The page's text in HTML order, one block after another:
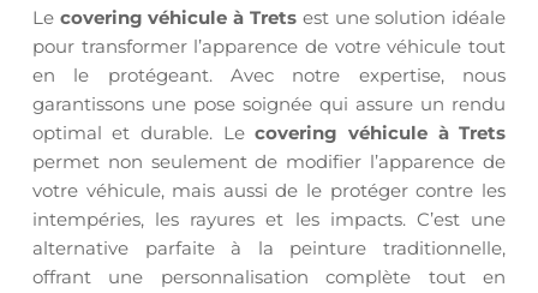
Le covering véhicule à Trets est une solution idéale
pour transformer l’apparence de votre véhicule tout
en le protégeant. Avec notre expertise, nous
garantissons une pose soignée qui assure un rendu
optimal et durable. Lecovering véhicule à Trets
permet non seulement de modifier l’apparence de
votre véhicule, mais aussi de le protéger contre les
intempéries, les rayures et les impacts. C’est une
alternative parfaite à la peinture traditionnelle,
offrant une personnalisation complète tout en